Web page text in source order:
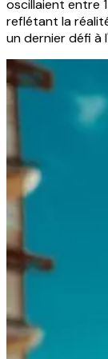
oscillaient entre
reflétant la
un dernier défi à